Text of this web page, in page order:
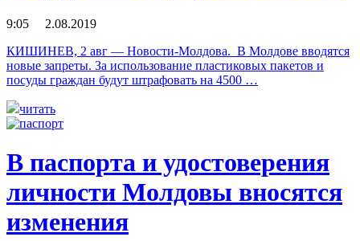
9:05 2.08.2019
КИШИНЕВ, 2 авг — Новости-Молдова. В Молдове вводятся
новые запреты. За использование пластиковых пакетов и
посуды граждан будут штрафовать на 4500 …
читать
В паспорта и удостоверения
личности Молдовы вносятся
изменения